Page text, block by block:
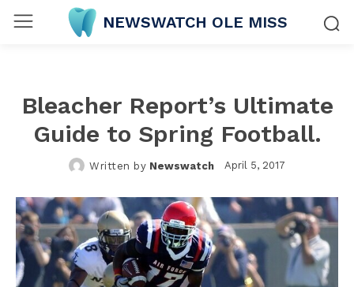
NEWSWATCH OLE MISS
Bleacher Report’s Ultimate
Guide to Spring Football.
Written by Newswatch April 5, 2017